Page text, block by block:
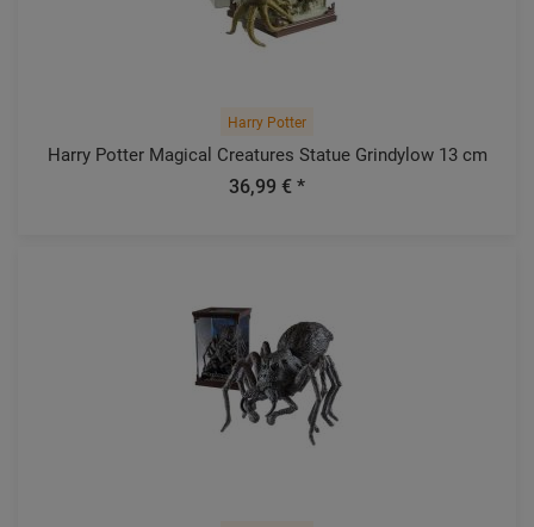
Harry Potter
Harry Potter Magical Creatures Statue Grindylow 13 cm
36,99 € *